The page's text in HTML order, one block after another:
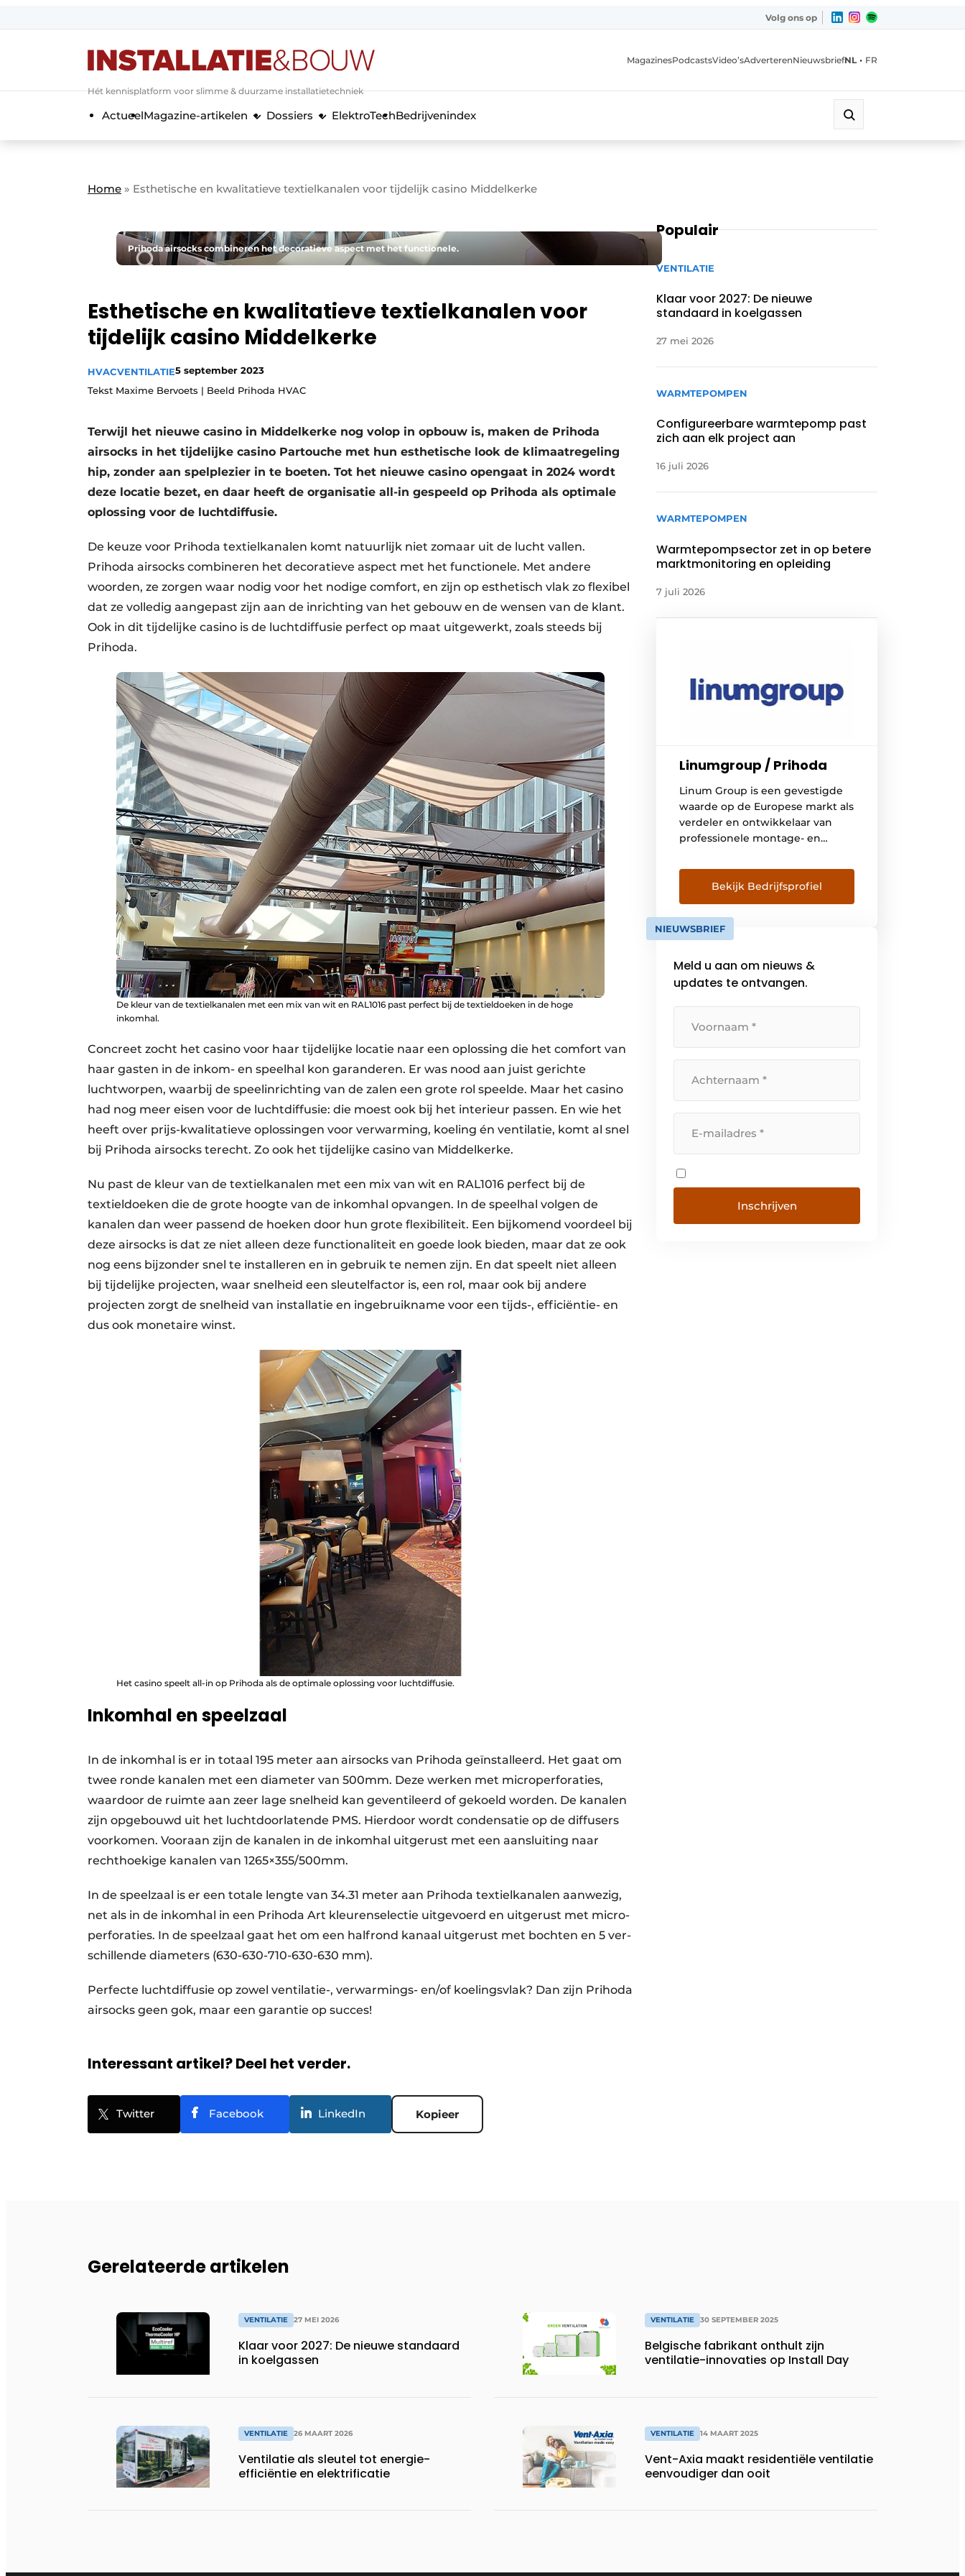
Algemene voorwaarden
Banner overzicht
BedrijvenAanmeldenBedankt voor de aanmelding
Bedrijven
Evenement aanmelden
Meest gelezen
Nieuwsbrief
Privacy / Cookie statement
Vacature aanmelden
Video’s
Volg ons op
Hét kennisplatform voor slimme & duurzame installatietechniek
MagazinesPodcastsVideo’sAdverterenNieuwsbriefNL • FR
ActueelMagazine-artikelen Dossiers ElektroTechBedrijvenindex
Home » Esthetische en kwalitatieve textielkanalen voor tijdelijk casino Middelkerke
Prihoda airsocks combineren het decoratieve aspect met het functionele.
Esthetische en kwalitatieve textielkanalen voor
tijdelijk casino Middelkerke
HVACVENTILATIE5 september 2023
Tekst Maxime Bervoets | Beeld Prihoda HVAC
Terwijl het nieuwe casino in Middelkerke nog volop in opbouw is, maken de Prihoda
airsocks in het tijdelijke casino Partouche met hun ­esthetische look de klimaatregeling
hip, zonder aan spelplezier in te boeten. Tot het nieuwe casino opengaat in 2024 wordt
deze locatie bezet, en daar heeft de organisatie all-in gespeeld op Prihoda als optimale
oplossing voor de luchtdiffusie.
De keuze voor Prihoda textielkanalen komt natuurlijk niet zomaar uit de lucht vallen.
Prihoda airsocks combineren het decoratieve aspect met het functionele. Met andere
woorden, ze zorgen waar nodig voor het nodige comfort, en zijn op esthetisch vlak zo flexibel
dat ze volledig aangepast zijn aan de inrichting van het gebouw en de wensen van de klant.
Ook in dit tijdelijke casino is de luchtdiffusie perfect op maat uit­gewerkt, zoals steeds bij
Prihoda.
De kleur van de textielkanalen met een mix van wit en RAL1016 past perfect bij de textieldoeken in de hoge
inkomhal.
Concreet zocht het casino voor haar tijdelijke locatie naar een oplossing die het comfort van
haar gasten in de inkom- en speelhal kon garanderen. Er was nood aan juist gerichte
luchtworpen, waarbij de speelinrichting van de zalen een grote rol speelde. Maar het casino
had nog meer eisen voor de luchtdiffusie: die moest ook bij het interieur passen. En wie het
heeft over prijs-kwalitatieve oplossingen voor verwarming, koeling én ventilatie, komt al snel
bij Prihoda airsocks terecht. Zo ook het tijdelijke casino van Middelkerke.
Nu past de kleur van de textielkanalen met een mix van wit en RAL1016 perfect bij de
textieldoeken die de grote hoogte van de inkomhal opvangen. In de speelhal volgen de
kanalen dan weer passend de hoeken door hun grote flexibiliteit. Een bijkomend voordeel bij
deze airsocks is dat ze niet alleen deze functionaliteit en goede look bieden, maar dat ze ook
nog eens bijzonder snel te installeren en in gebruik te nemen zijn. En dat speelt niet alleen
bij tijdelijke projecten, waar snelheid een sleutelfactor is, een rol, maar ook bij andere
projecten zorgt de snelheid van installatie en ingebruikname voor een tijds-, efficiëntie- en
dus ook monetaire winst.
Het casino speelt all-in op Prihoda als de optimale oplossing voor luchtdiffusie.
Inkomhal en speelzaal
In de inkomhal is er in totaal 195 meter aan airsocks van Prihoda geïnstalleerd. Het gaat om
twee ronde kanalen met een diameter van 500mm. Deze werken met microperforaties,
waardoor de ruimte aan zeer lage snelheid kan geventileerd of gekoeld worden. De kanalen
zijn opgebouwd uit het luchtdoorlatende PMS. Hierdoor wordt condensatie op de diffusers
voorkomen. Vooraan zijn de kanalen in de inkomhal uitgerust met een aansluiting naar
rechthoekige kanalen van 1265×355/500mm.
In de speelzaal is er een totale lengte van 34.31 meter aan Prihoda textielkanalen aan­wezig,
net als in de inkomhal in een Prihoda Art kleuren­selectie uitgevoerd en uitgerust met micro­
perforaties. In de speelzaal gaat het om een half­rond kanaal uitgerust met bochten en 5 ver­
schillende diameters (630-630-710-630-630 mm).
Perfecte luchtdiffusie op zowel ventilatie-, ver­warmings- en/of koelingsvlak? Dan zijn Prihoda
airsocks geen gok, maar een garantie op succes!
Interessant artikel? Deel het verder.
Twitter Facebook LinkedIn Kopieer
Populair
VENTILATIE
Klaar voor 2027: De nieuwe
standaard in koelgassen
27 mei 2026
WARMTEPOMPEN
Configureerbare warmtepomp past
zich aan elk project aan
16 juli 2026
WARMTEPOMPEN
Warmtepompsector zet in op betere
marktmonitoring en opleiding
7 juli 2026
Linumgroup / Prihoda
Linum Group is een gevestigde
waarde op de Europese markt als
verdeler en ontwikkelaar van
professionele montage- en
koeling, grootkeuken- en
interieurbouw, alsook voor
horeca-en winkelinrichting en
intralogistiek.
Bekijk Bedrijfsprofiel
NIEUWSBRIEF
Meld u aan om nieuws &
updates te ontvangen.
Gerelateerde artikelen
VENTILATIE 27 MEI 2026
Klaar voor 2027: De nieuwe standaard
in koelgassen
VENTILATIE 26 MAART 2026
Ventilatie als sleutel tot energie-
efficiëntie en elektrificatie
VENTILATIE 30 SEPTEMBER 2025
Belgische fabrikant onthult zijn
ventilatie-innovaties op Install Day
VENTILATIE 14 MAART 2025
Vent-Axia maakt residentiële ventilatie
eenvoudiger dan ooit